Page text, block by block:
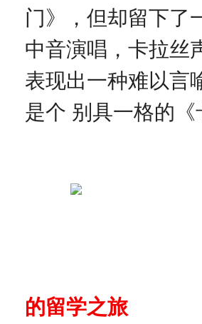
门》，但却留下了
中音演唱，卡拉丝
表现出一种难以言
是个 别具一格的《
的留学之旅